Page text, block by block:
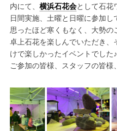
内にて、 横浜石花会として石花
日間実施、土曜と日曜に参加し
思ったほど寒くもなく、大勢の
卓上石花を楽しんでいただき
けで楽しかったイベントでした♪
ご参加の皆様、スタッフの皆様